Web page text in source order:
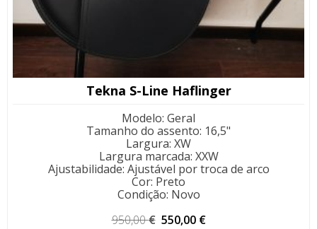
Tekna S-Line Haflinger
Modelo: Geral
Tamanho do assento: 16,5"
Largura: XW
Largura marcada: XXW
Ajustabilidade: Ajustável por troca de arco
Cor: Preto
Condição: Novo
950,00€ O
550,00 €